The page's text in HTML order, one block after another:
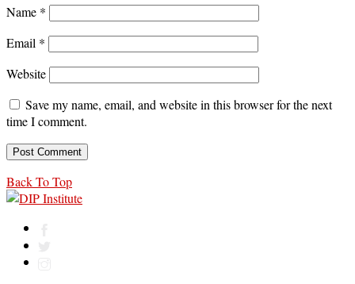
Name *
Email *
Website
Save my name, email, and website in this browser for the next
time I comment.
Back To Top